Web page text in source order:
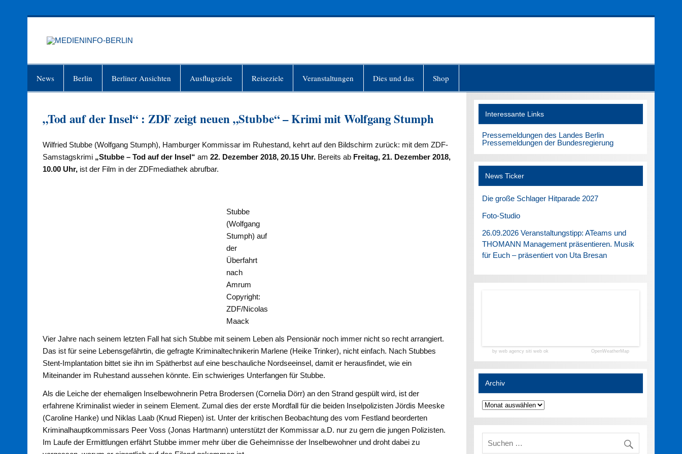
News Berlin Berliner Ansichten Ausflugsziele Reiseziele Veranstaltungen Dies und das Shop
„Tod auf der Insel“ : ZDF zeigt neuen „Stubbe“ – Krimi mit Wolfgang Stumph
Wilfried Stubbe (Wolfgang Stumph), Hamburger Kommissar im Ruhestand, kehrt auf den Bildschirm zurück: mit dem ZDF-
Samstagskrimi „Stubbe – Tod auf der Insel“am22. Dezember 2018, 20.15 Uhr. Bereits ab Freitag, 21. Dezember 2018,
10.00 Uhr, ist der Film in der ZDFmediathek abrufbar.
Stubbe
(Wolfgang
Stumph) auf
der
Überfahrt
nach
Amrum
Copyright:
ZDF/Nicolas
Maack
Vier Jahre nach seinem letzten Fall hat sich Stubbe mit seinem Leben als Pensionär noch immer nicht so recht arrangiert.
Das ist für seine Lebensgefährtin, die gefragte Kriminaltechnikerin Marlene (Heike Trinker), nicht einfach. Nach Stubbes
Stent-Implantation bittet sie ihn im Spätherbst auf eine beschauliche Nordseeinsel, damit er herausfindet, wie ein
Miteinander im Ruhestand aussehen könnte. Ein schwieriges Unterfangen für Stubbe.
Als die Leiche der ehemaligen Inselbewohnerin Petra Brodersen (Cornelia Dörr) an den Strand gespült wird, ist der
erfahrene Kriminalist wieder in seinem Element. Zumal dies der erste Mordfall für die beiden Inselpolizisten Jördis Meeske
(Caroline Hanke) und Niklas Laab (Knud Riepen) ist. Unter der kritischen Beobachtung des vom Festland beorderten
Kriminalhauptkommissars Peer Voss (Jonas Hartmann) unterstützt der Kommissar a.D. nur zu gern die jungen Polizisten.
Im Laufe der Ermittlungen erfährt Stubbe immer mehr über die Geheimnisse der Inselbewohner und droht dabei zu
Interessante Links
Pressemeldungen des Landes Berlin
Pressemeldungen der Bundesregierung
News Ticker
Die große Schlager Hitparade 2027
Foto-Studio
26.09.2026 Veranstaltungstipp: ATeams und
THOMANN Management präsentieren. Musik
für Euch – präsentiert von Uta Bresan
by web agency siti web ok OpenWeatherMap
Archiv
Archiv